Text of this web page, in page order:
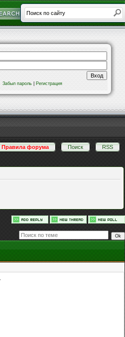
Забыл пароль| Регистрация
Правила форума · Поиск · RSS